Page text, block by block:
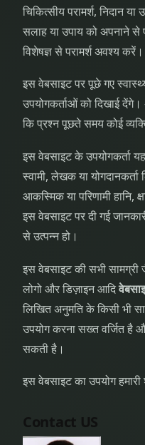
स्वर्णप्राशन
चिकित्सीय परामर्श, निदान
सलाह या उपाय को अपनाने से
विशेषज्ञ से परामर्श अवश्य करें।
इस वेबसाइट पर पूछे गए
उपयोगकर्ताओं को दिखाई
कि प्रश्न पूछते समय कोई
इस वेबसाइट के उपयोगकर्ता
स्वामी, लेखक या योगदानकर्ता
आकस्मिक या परिणामी हानि,
इस वेबसाइट पर दी गई
से उत्पन्न हो।
इस वेबसाइट की सभी
लोगो और डिज़ाइन आदि
लिखित अनुमति के किसी भी
उपयोग करना सख्त वर्जित है
सकती है।
इस वेबसाइट का उपयोग
Contact US